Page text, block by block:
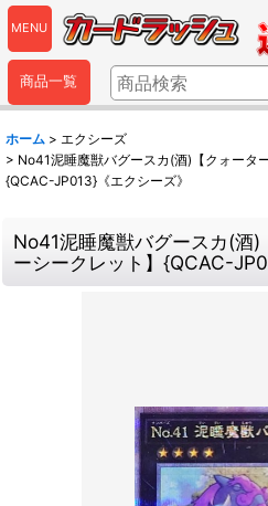
MENU
商品一覧
ホーム > エクシーズ
> No41泥睡魔獣バグースカ(酒)【クォータ
{QCAC-JP013}《エクシーズ》
No41泥睡魔獣バグースカ(酒)
ーシークレット】{QCAC-